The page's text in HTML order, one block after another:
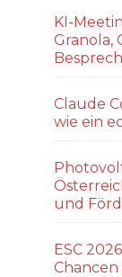
KI-
Granola,
Claude
wie ein
und
ESC